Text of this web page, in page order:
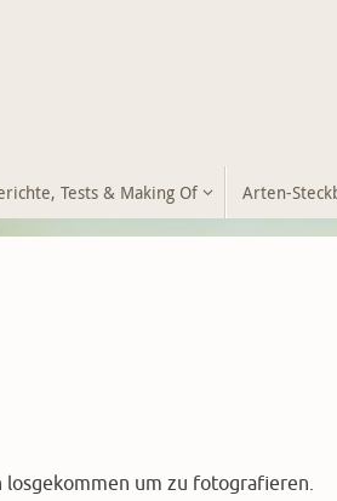
Tests & Making Of Arten-
losgekommen um zu fotografieren.